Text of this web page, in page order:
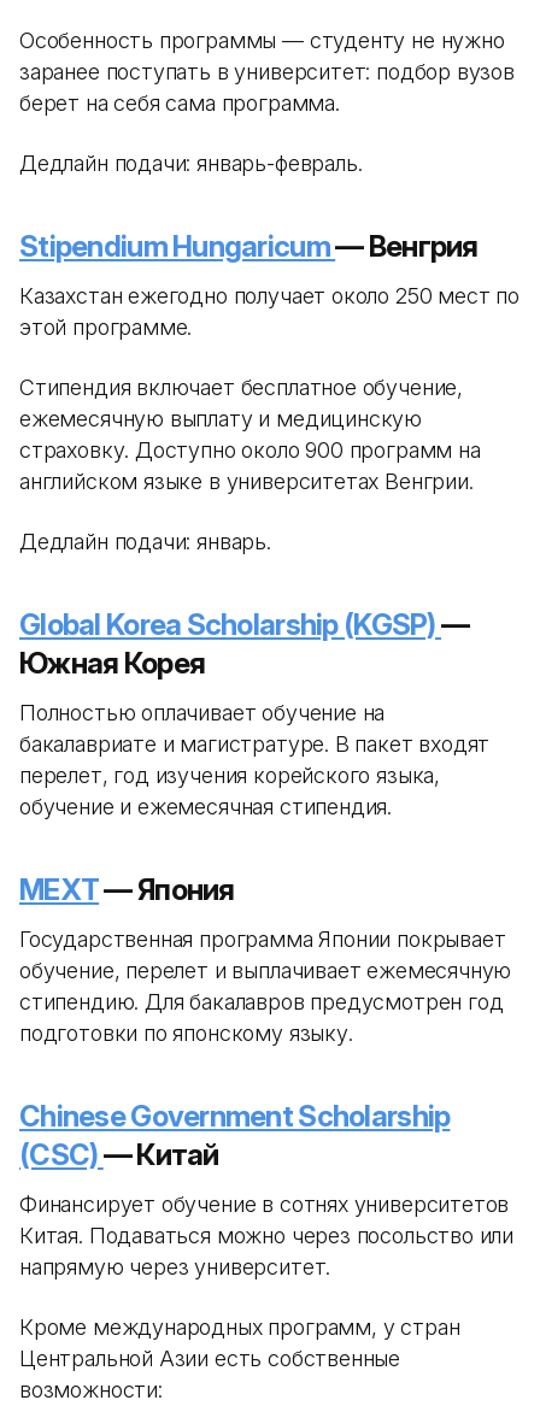
Особенность программы — студенту не нужно
заранее поступать в университет: подбор вузов
берет на себя сама программа.
Дедлайн подачи: январь-февраль.
Stipendium Hungaricum— Венгрия
Казахстан ежегодно получает около 250 мест по
этой программе.
Стипендия включает бесплатное обучение,
ежемесячную выплату и медицинскую
страховку. Доступно около 900 программ на
английском языке в университетах Венгрии.
Дедлайн подачи: январь.
Global Korea Scholarship (KGSP)—
Южная Корея
Полностью оплачивает обучение на
бакалавриате и магистратуре. В пакет входят
перелет, год изучения корейского языка,
обучение и ежемесячная стипендия.
MEXT— Япония
Государственная программа Японии покрывает
обучение, перелет и выплачивает ежемесячную
стипендию. Для бакалавров предусмотрен год
подготовки по японскому языку.
Chinese Government Scholarship
(CSC)— Китай
Финансирует обучение в сотнях университетов
Китая. Подаваться можно через посольство или
напрямую через университет.
Кроме международных программ, у стран
Центральной Азии есть собственные
возможности: